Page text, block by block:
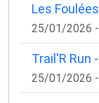
recevez
✅ Des
✅ Les
✅ Des
Les
25/01/2026
Trail'R Run
25/01/2026